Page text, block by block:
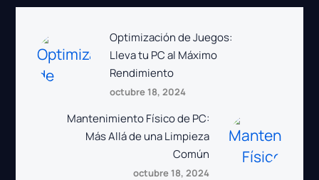
Optimización de Juegos:
Lleva tu PC al Máximo
Rendimiento
octubre 18, 2024
Mantenimiento Físico de PC:
Más Allá de una Limpieza
Común
octubre 18, 2024